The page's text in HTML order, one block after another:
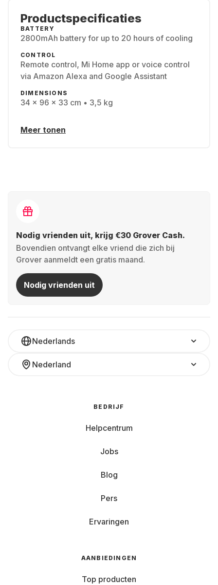
Productspecificaties
BATTERY
2800mAh battery for up to 20 hours of cooling
CONTROL
Remote control, Mi Home app or voice control
via Amazon Alexa and Google Assistant
DIMENSIONS
34 x 96 x 33 cm • 3,5 kg
Meer tonen
Nodig vrienden uit, krijg €30 Grover Cash.
Bovendien ontvangt elke vriend die zich bij
Grover aanmeldt een gratis maand.
Nodig vrienden uit
Nederlands
Nederland
BEDRIJF
Helpcentrum
Jobs
Blog
Pers
Ervaringen
AANBIEDINGEN
Top producten